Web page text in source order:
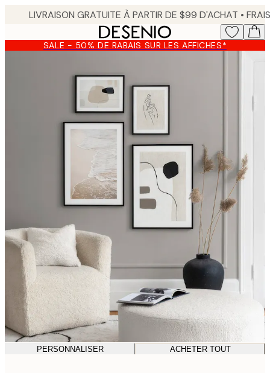
content.SALE - 50% DE RABAIS SUR LES AFFICHES*
PERSONNALISER ACHETER TOUT